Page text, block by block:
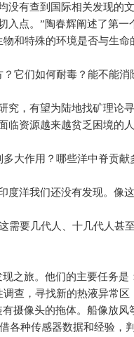
有查到国际相关发现的文
点。”陶春辉阐述了第一
和特殊的环境是否与生
它们如何耐毒？能不能消
究，有望为陆地找矿理论
临资源越来越贫乏困境的
大作用？哪些洋中脊贡
度洋我们还没有发现。像
需要几代人、十几代人甚
之旅。他们的主要任务是
查，寻找新的热液异常区
摄像头的拖体。船像放风
各种传感器数据和经验，